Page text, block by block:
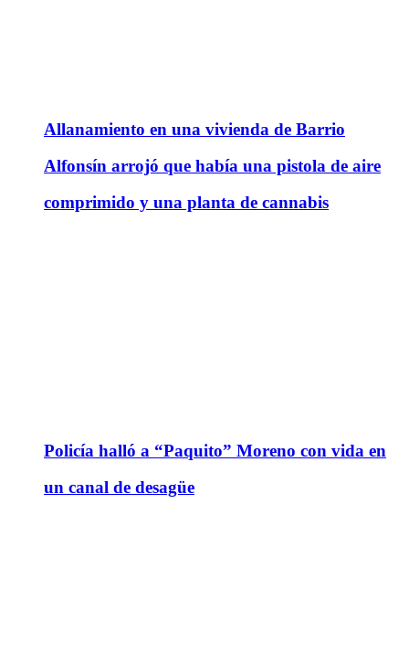
Allanamiento en una vivienda de Barrio
Alfonsín arrojó que había una pistola de aire
comprimido y una planta de cannabis
Policía halló a “Paquito” Moreno con vida en
un canal de desagüe